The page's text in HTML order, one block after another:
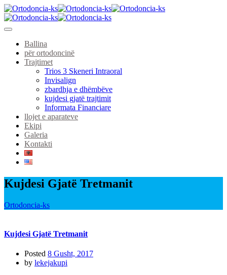
Ballina
për ortodoncinë
Trajtimet
Trios 3 Skeneri Intraoral
Invisalign
zbardhja e dhëmbëve
kujdesi gjatë trajtimit
Informata Financiare
llojet e aparateve
Ekipi
Galeria
Kontakti
Kujdesi Gjatë Tretmanit
Ortodoncia-ks
Kujdesi Gjatë Tretmanit
Posted 8 Gusht, 2017
by lekejakupi